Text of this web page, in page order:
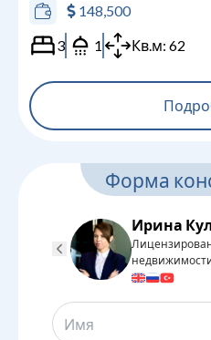
148,500
3
1 Кв.м: 62
Форма
Ирина